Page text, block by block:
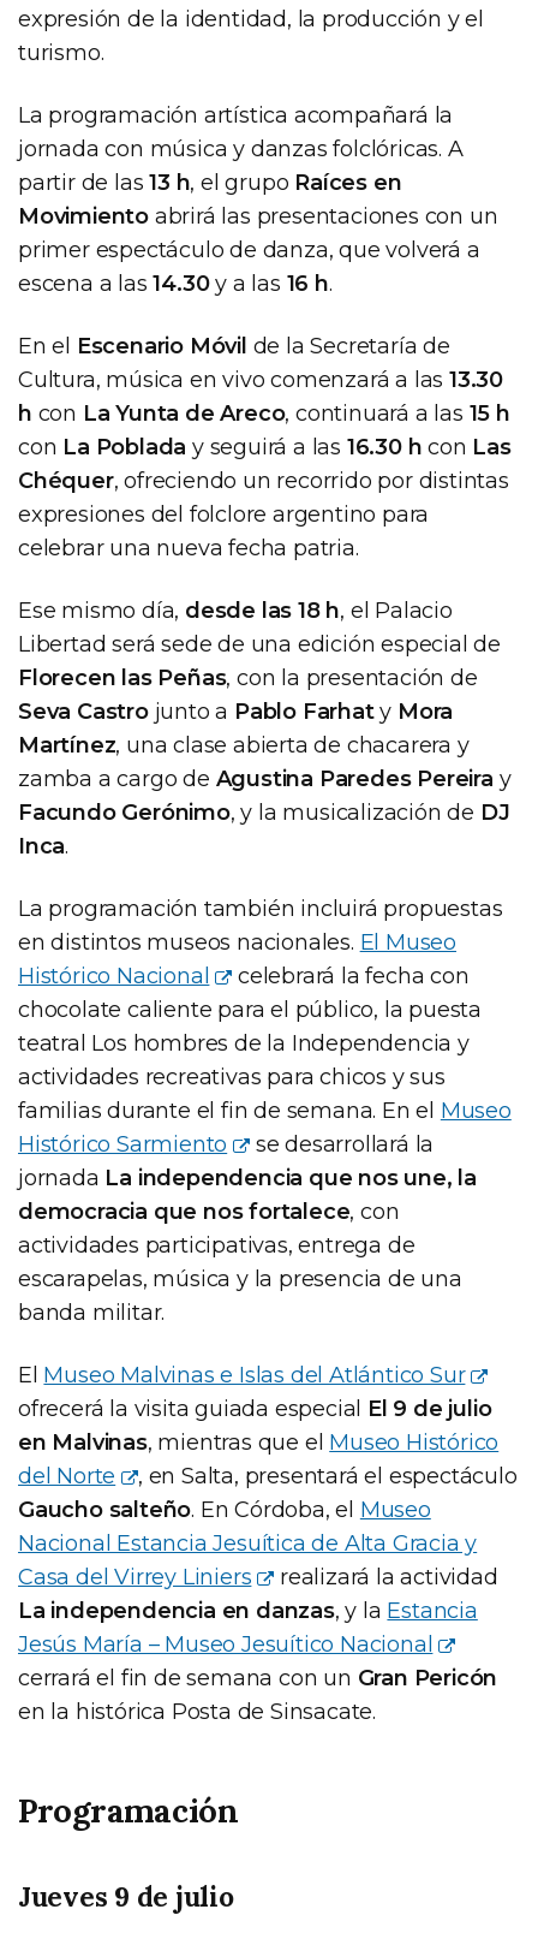
expresión de la identidad, la producción y el
turismo.
La programación artística acompañará la
jornada con música y danzas folclóricas. A
partir de las13 h, el grupo Raíces en
Movimiento abrirá las presentaciones con un
primer espectáculo de danza, que volverá a
escena a las14.30y a las 16 h.
En el Escenario Móvil de la Secretaría de
Cultura, música en vivo comenzará a las 13.30
h con La Yunta de Areco, continuará a las 15 h
con La Poblada y seguirá a las 16.30 h con Las
Chéquer, ofreciendo un recorrido por distintas
expresiones del folclore argentino para
celebrar una nueva fecha patria.
Ese mismo día, desde las 18 h, el Palacio
Libertad será sede de una edición especial de
Florecen las Peñas, con la presentación de
Seva Castrojunto a Pablo Farhaty Mora
Martínez, una clase abierta de chacarera y
zamba a cargo de Agustina Paredes Pereira y
Facundo Gerónimo, y la musicalización de DJ
Inca.
La programación también incluirá propuestas
en distintos museos nacionales. El Museo
Histórico Nacional
celebrará la fecha con
chocolate caliente para el público, la puesta
teatral Los hombres de la Independencia y
actividades recreativas para chicos y sus
familias durante el fin de semana. En el Museo
Histórico Sarmiento
se desarrollará la
jornada La independencia que nos une, la
democracia que nos fortalece, con
actividades participativas, entrega de
escarapelas, música y la presencia de una
banda militar.
El Museo Malvinas e Islas del Atlántico Sur
ofrecerá la visita guiada especial El 9 de julio
en Malvinas, mientras que el Museo Histórico
del Norte
, en Salta, presentará el espectáculo
Gaucho salteño. En Córdoba, el Museo
Nacional Estancia Jesuítica de Alta Gracia y
Casa del Virrey Liniers
realizará la actividad
La independencia en danzas, y la Estancia
Jesús María – Museo Jesuítico Nacional
cerrará el fin de semana con un Gran Pericón
en la histórica Posta de Sinsacate.
Programación
Jueves 9 de julio